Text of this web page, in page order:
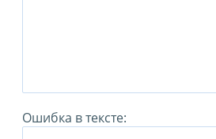
Ошибка в тексте: